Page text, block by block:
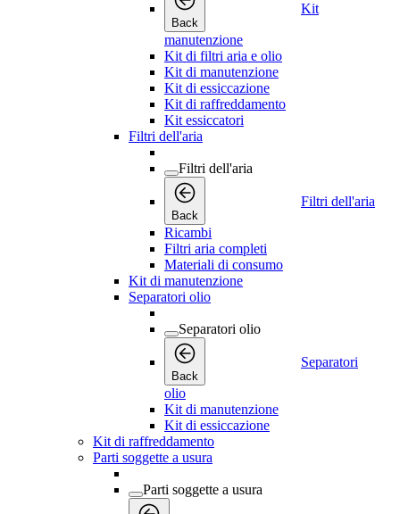
Back
Kit
manutenzione
Kit di filtri aria e olio
Kit di manutenzione
Kit di essiccazione
Kit di raffreddamento
Kit essiccatori
Filtri dell'aria
Filtri dell'aria
Back
Filtri dell'aria
Ricambi
Filtri aria completi
Materiali di consumo
Kit di manutenzione
Separatori olio
Separatori olio
Back
Separatori
olio
Kit di manutenzione
Kit di essiccazione
Kit di raffreddamento
Parti soggette a usura
Parti soggette a usura